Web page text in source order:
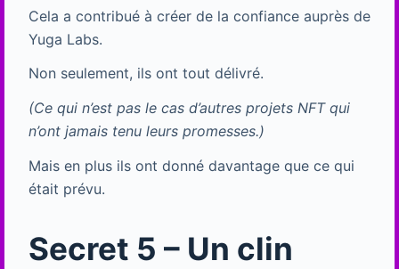
Cela a contribué à créer de la confiance auprès de
Yuga Labs.
Non seulement, ils ont tout délivré.
(Ce qui n’est pas le cas d’autres projets NFT qui
n’ont jamais tenu leurs promesses.)
Mais en plus ils ont donné davantage que ce qui
était prévu.
Secret 5 – Un clin